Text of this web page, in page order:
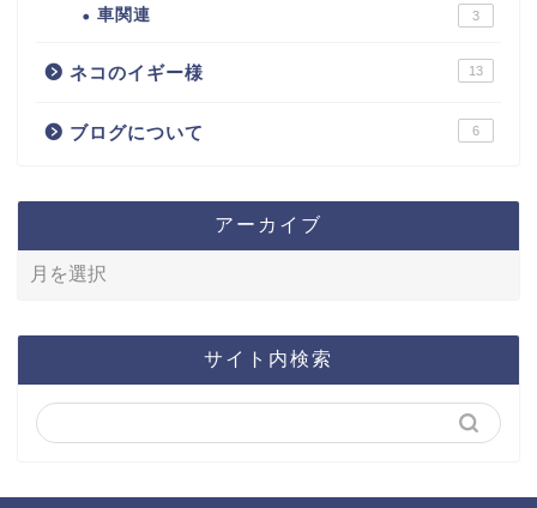
車関連 3
ネコのイギー様 13
ブログについて 6
アーカイブ
サイト内検索